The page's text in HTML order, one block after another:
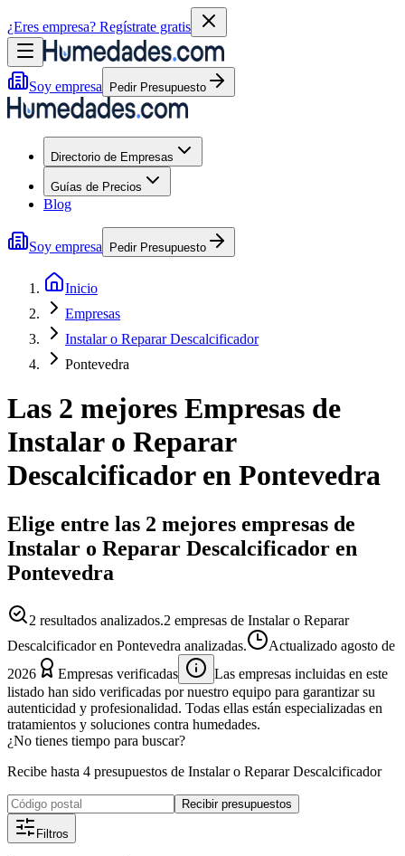
¿Eres empresa? Regístrate gratis
Soy empresa Pedir Presupuesto
Directorio de Empresas
Guías de Precios
Blog
Soy empresa Pedir Presupuesto
Inicio
Empresas
Instalar o Reparar Descalcificador
Pontevedra
Las 2 mejores Empresas de
Instalar o Reparar
Descalcificadoren Pontevedra
Elige entre las 2 mejores empresas de
Instalar o Reparar Descalcificador en
Pontevedra
2 resultados analizados.2 empresas de Instalar o Reparar
Descalcificador en Pontevedra analizadas.
Actualizado agosto de
2026
Empresas verificadas
Las empresas incluidas en este
listado han sido verificadas por nuestro equipo para garantizar su
autenticidad y profesionalidad. Todas ellas están especializadas en
tratamientos y soluciones contra humedades.
¿No tienes tiempo para buscar?
Recibe hasta 4 presupuestos de Instalar o Reparar Descalcificador
Recibir presupuestos
Filtros